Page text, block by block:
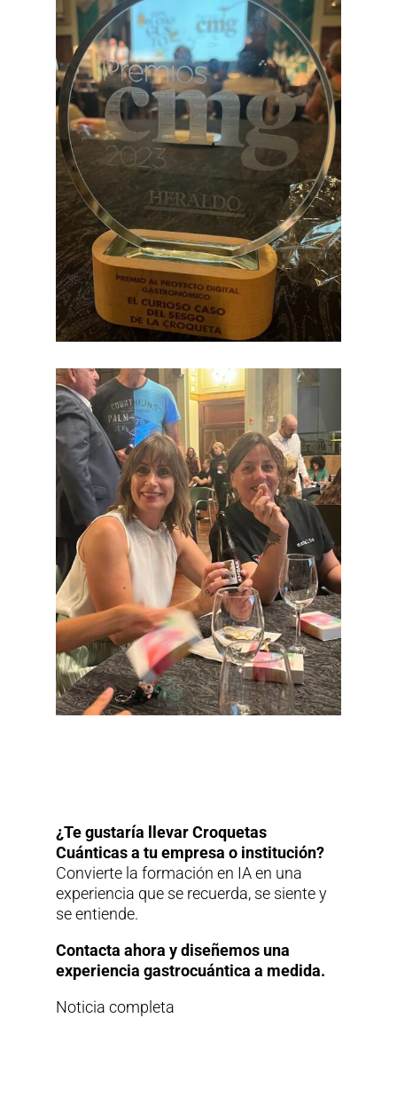
¿Te gustaría llevar Croquetas
Cuánticas a tu empresa o institución?
Convierte la formación en IA en una
experiencia que se recuerda, se siente y
se entiende.
Contacta ahora y diseñemos una
experiencia gastrocuántica a medida.
Noticia completa